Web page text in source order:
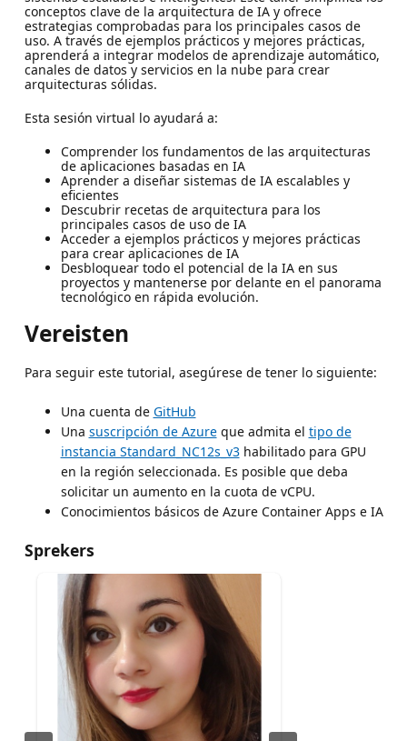
conceptos clave de la arquitectura de IA y ofrece
estrategias comprobadas para los principales casos de
uso. A través de ejemplos prácticos y mejores prácticas,
aprenderá a integrar modelos de aprendizaje automático,
canales de datos y servicios en la nube para crear
arquitecturas sólidas.
Esta sesión virtual lo ayudará a:
Comprender los fundamentos de las arquitecturas
de aplicaciones basadas en IA
Aprender a diseñar sistemas de IA escalables y
eficientes
Descubrir recetas de arquitectura para los
principales casos de uso de IA
Acceder a ejemplos prácticos y mejores prácticas
para crear aplicaciones de IA
Desbloquear todo el potencial de la IA en sus
proyectos y mantenerse por delante en el panorama
tecnológico en rápida evolución.
Vereisten
Para seguir este tutorial, asegúrese de tener lo siguiente:
Una cuenta de GitHub
Una suscripción de Azureque admita el tipo de
instancia Standard_NC12s_v3habilitado para GPU
en la región seleccionada. Es posible que deba
solicitar un aumento en la cuota de vCPU.
Conocimientos básicos de Azure Container Apps e IA
Sprekers